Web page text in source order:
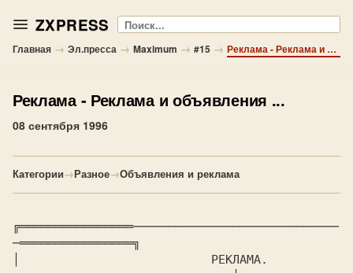
ZXPRESS Поиск
Главная → Эл.пресса → Maximum → #15 → Реклама - Реклама и объявления ...
Реклама- Реклама и объявления ...
08 сентября 1996
Категории→Разное→Объявления и реклама
╔════════════════─────────────────────────────
─════════════════╗
РЕКЛАМА.